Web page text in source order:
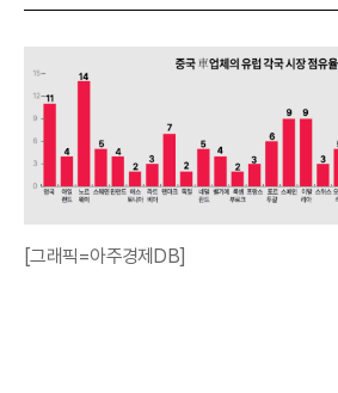
[그래픽=아주경제DB]